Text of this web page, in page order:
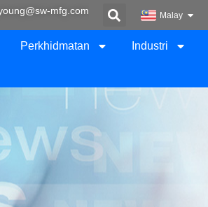
mfg.com Malay
Perkhidmatan Industri